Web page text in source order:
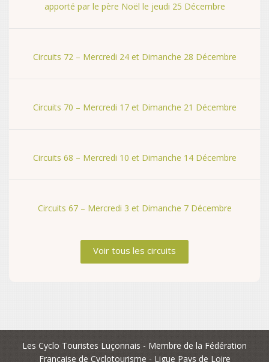
apporté par le père Noël le jeudi 25 Décembre
Circuits 72 – Mercredi 24 et Dimanche 28 Décembre
Circuits 70 – Mercredi 17 et Dimanche 21 Décembre
Circuits 68 – Mercredi 10 et Dimanche 14 Décembre
Circuits 67 – Mercredi 3 et Dimanche 7 Décembre
Voir tous les circuits
Les Cyclo Touristes Luçonnais - Membre de la Fédération
Francaise de Cyclotourisme - Ligue Pays de Loire